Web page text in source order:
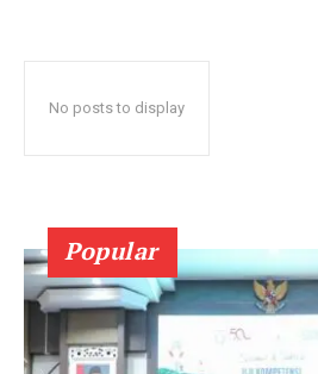
No posts to display
Popular